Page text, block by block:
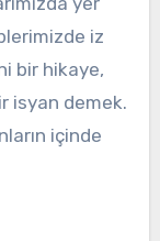
iz
bir hikaye,
isyan demek.
içinde